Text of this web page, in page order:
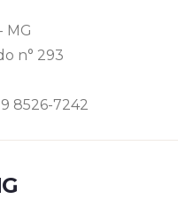
MG
n° 293
8526-7242